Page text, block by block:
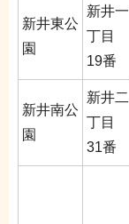
新井東公
園
新井一
丁目
19番
新井南公
園
新井二
丁目
31番